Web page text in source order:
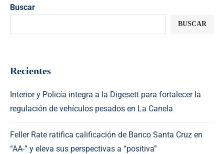
Buscar
BUSCAR
Recientes
Interior y Policía integra a la Digesett para fortalecer la
regulación de vehículos pesados en La Canela
Feller Rate ratifica calificación de Banco Santa Cruz en
“AA-” y eleva sus perspectivas a “positiva”